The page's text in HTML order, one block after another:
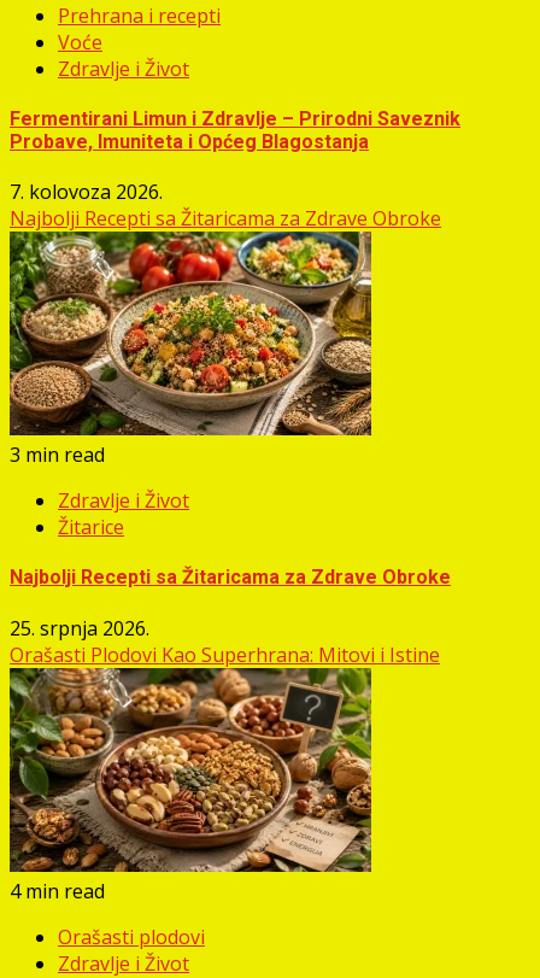
Prehrana i recepti
Voće
Zdravlje i Život
Fermentirani Limun i Zdravlje – Prirodni Saveznik
Probave, Imuniteta i Općeg Blagostanja
7. kolovoza 2026.
Najbolji Recepti sa Žitaricama za Zdrave Obroke
3 min read
Zdravlje i Život
Žitarice
Najbolji Recepti sa Žitaricama za Zdrave Obroke
25. srpnja 2026.
Orašasti Plodovi Kao Superhrana: Mitovi i Istine
4 min read
Orašasti plodovi
Zdravlje i Život